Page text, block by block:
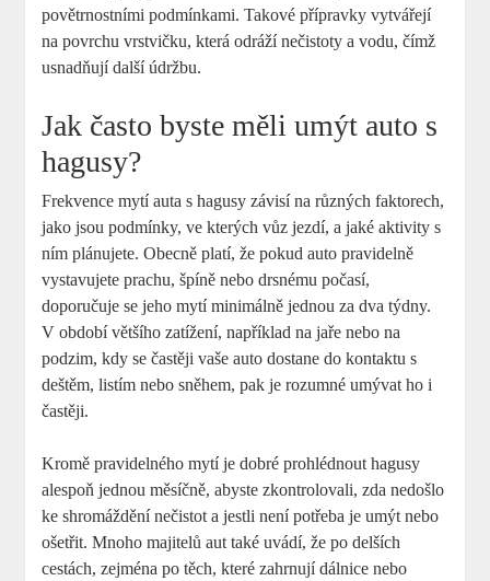
povětrnostními podmínkami. Takové přípravky vytvářejí
na povrchu vrstvičku, která odráží nečistoty a vodu, čímž
usnadňují další údržbu.
Jak často byste měli umýt auto s
hagusy?
Frekvence mytí auta s hagusy závisí na různých faktorech,
jako jsou podmínky, ve kterých vůz jezdí, a jaké aktivity s
ním plánujete. Obecně platí, že pokud auto pravidelně
vystavujete prachu, špíně nebo drsnému počasí,
doporučuje se jeho mytí minimálně jednou za dva týdny.
V období většího zatížení, například na jaře nebo na
podzim, kdy se častěji vaše auto dostane do kontaktu s
deštěm, listím nebo sněhem, pak je rozumné umývat ho i
častěji.
Kromě pravidelného mytí je dobré prohlédnout hagusy
alespoň jednou měsíčně, abyste zkontrolovali, zda nedošlo
ke shromáždění nečistot a jestli není potřeba je umýt nebo
ošetřit. Mnoho majitelů aut také uvádí, že po delších
cestách, zejména po těch, které zahrnují dálnice nebo